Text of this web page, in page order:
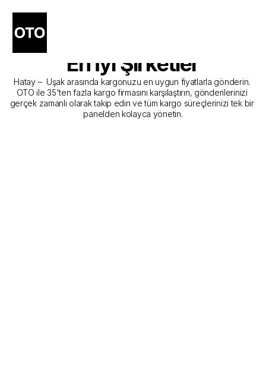
Hatay - Uşak Kargo
Gönderim Hizmeti Sunan
En İyi Şirketler
Hatay –  Uşak arasında kargonuzu en uygun fiyatlarla gönderin.
OTO ile 35'ten fazla kargo firmasını karşılaştırın, gönderilerinizi
gerçek zamanlı olarak takip edin ve tüm kargo süreçlerinizi tek bir
panelden kolayca yönetin.